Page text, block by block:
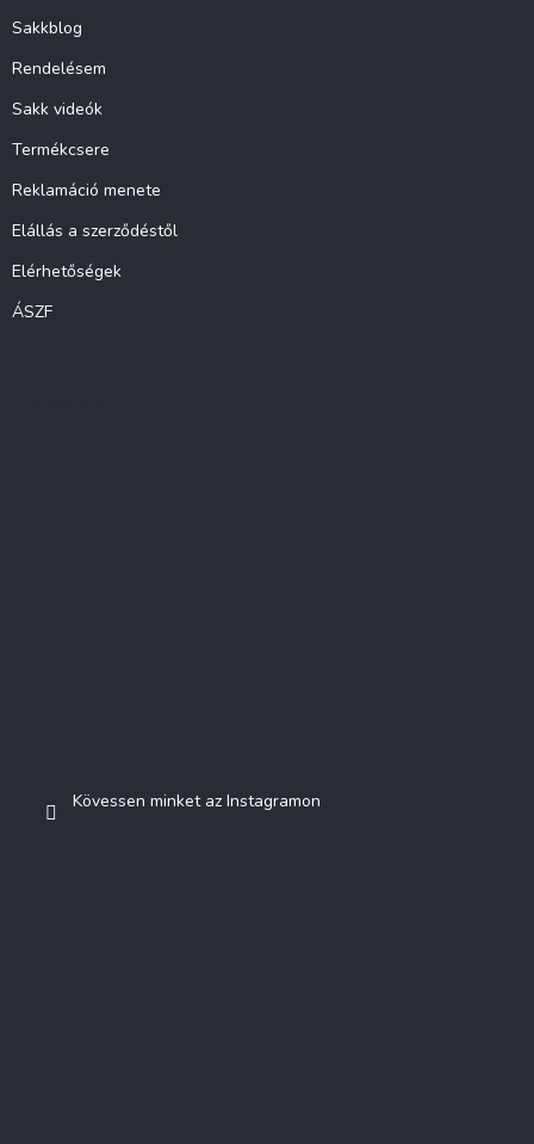
Sakkblog
Rendelésem
Sakk videók
Termékcsere
Reklamáció menete
Elállás a szerződéstől
Elérhetőségek
ÁSZF
Kövessen minket az Instagramon